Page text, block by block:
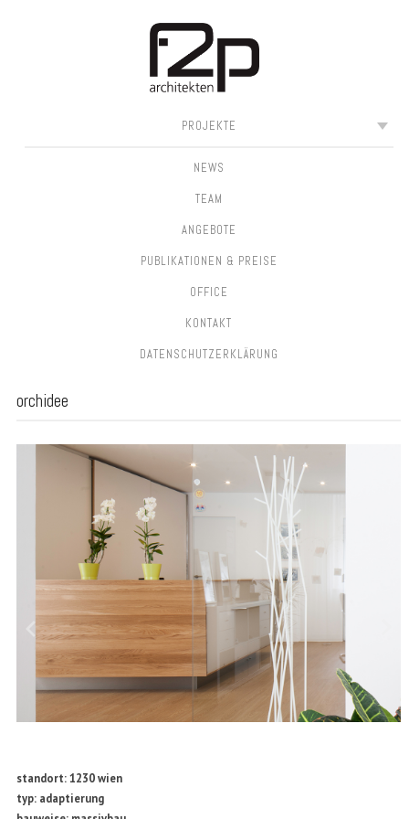
MAIN MENUPROJEKTE
NEWS
TEAM
ANGEBOTE
PUBLIKATIONEN & PREISE
OFFICE
KONTAKT
DATEN­SCHUTZ­ERKLÄRUNG
orchidee
standort: 1230 wien
typ: adaptierung